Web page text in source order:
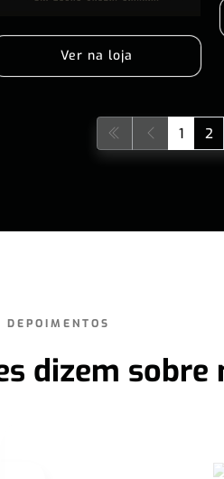
Ver na loja
1 2
DEPOIMENTOS
dizem sobre